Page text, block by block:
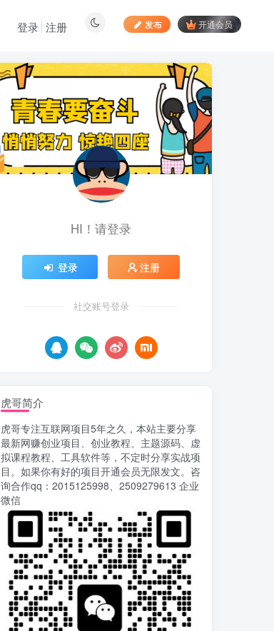
发布 开通会员
登录 注册
最新文章
1 居家拍视频 苹果手动采
集项目 第一人称视角手部操
作视频采集 一天收入轻松百
元起前天 916
2 向日葵拉新接码平台，一
个号码可撸120+，号码多的
翻倍
7天前
最新海外僵尸防御之战游
150+
目，一部手机轻松日赚
载安装app即可获取高额收
益
5
自媒体代发文章项目 一
程托管模式，零成本躺赚
9天前 527
7
Codex自动化运营X，月
入千刀，5000字干货 献给
633
8
运营几年的熊猫平台任务
点赞关注播放收藏任务自动
化项目 单号5-10+收益 可批
量
12天前 757
9 苏宁自动化采集，电脑挂
机项目复活，稳定50+ 可批
HI！请登录
登录 注册
社交账号登录
虎哥简介
虎哥专注互联网项目5年之久，本站主要分享
最新网赚创业项目、创业教程、主题源码、虚
拟课程教程、工具软件等，不定时分享实战项
目。如果你有好的项目开通会员无限发文。咨
询合作qq：2015125998、2509279613 企业
微信